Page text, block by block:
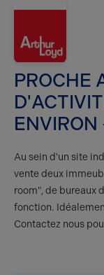
PROCHE
ENVIRON
Au sein d'un site
vente deux
room", de bureaux
fonction.
Contactez nous